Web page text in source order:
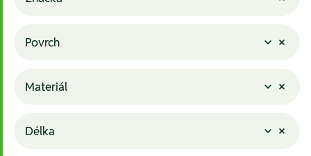
Povrch
Materiál
Délka